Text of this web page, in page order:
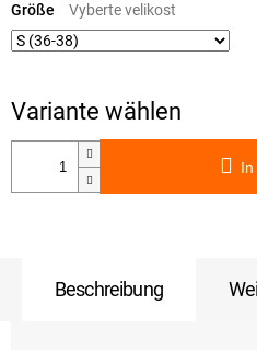
Größe
In
Beschreibung